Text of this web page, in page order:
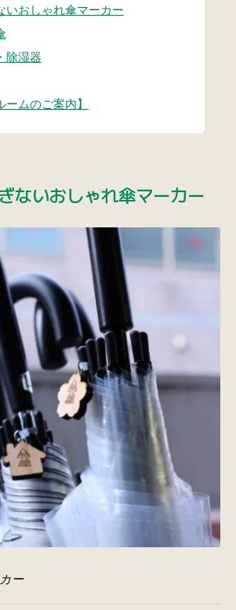
いおしゃれ傘マーカー
除湿器
ームのご案内】
ないおしゃれ傘マーカー
ー